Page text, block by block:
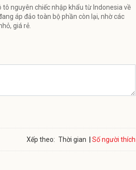
tô nguyên chiếc nhập khẩu từ Indonesia về
áp đảo toàn bộ phần còn lại, nhờ các
giá rẻ.
Xếp theo: Thời gian Số người thích